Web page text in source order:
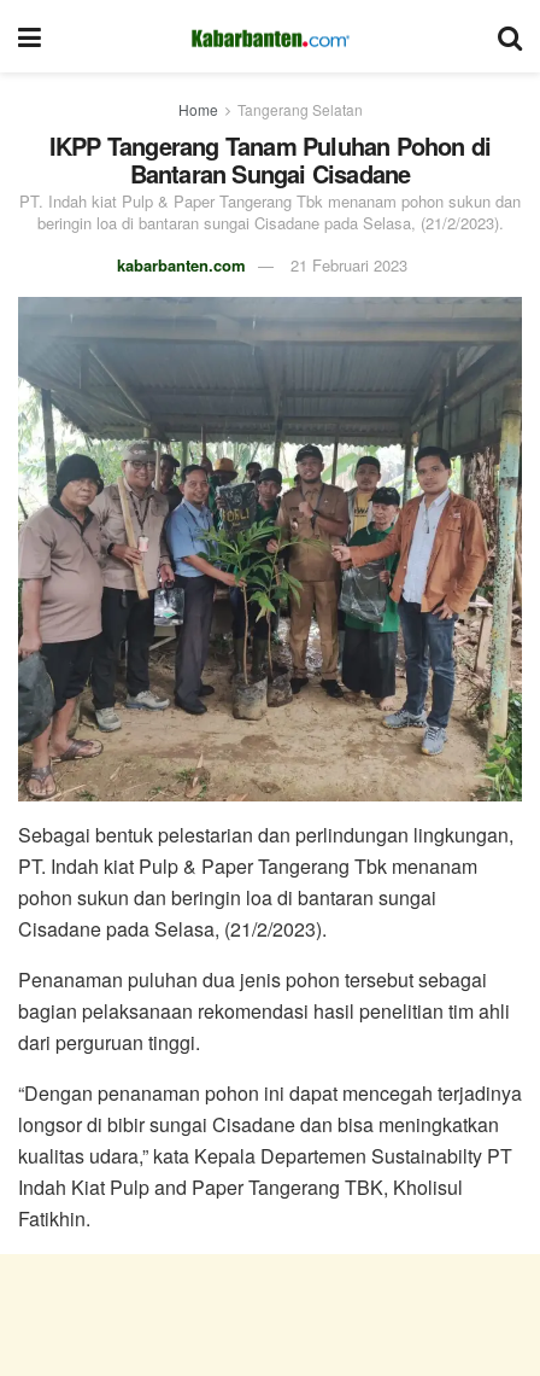
Home Tangerang Selatan
IKPP Tangerang Tanam Puluhan Pohon di
Bantaran Sungai Cisadane
PT. Indah kiat Pulp & Paper Tangerang Tbk menanam pohon sukun dan
beringin loa di bantaran sungai Cisadane pada Selasa, (21/2/2023).
kabarbanten.com
21 Februari 2023
Sebagai bentuk pelestarian dan perlindungan lingkungan,
PT. Indah kiat Pulp & Paper Tangerang Tbk menanam
pohon sukun dan beringin loa di bantaran sungai
Cisadane pada Selasa, (21/2/2023).
Penanaman puluhan dua jenis pohon tersebut sebagai
bagian pelaksanaan rekomendasi hasil penelitian tim ahli
dari perguruan tinggi.
“Dengan penanaman pohon ini dapat mencegah terjadinya
longsor di bibir sungai Cisadane dan bisa meningkatkan
kualitas udara,” kata Kepala Departemen Sustainabilty PT
Indah Kiat Pulp and Paper Tangerang TBK, Kholisul
Fatikhin.